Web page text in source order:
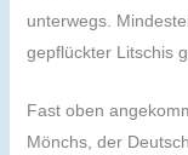
unterwegs.
gepflückter Litschis
Fast oben
Mönchs, der